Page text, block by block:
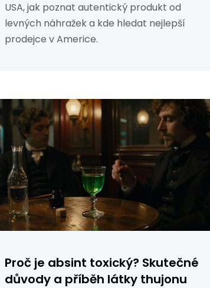
USA, jak poznat autentický produkt od
levných náhražek a kde hledat nejlepší
prodejce v Americe.
Proč je absint toxický? Skutečné
důvody a příběh látky thujonu